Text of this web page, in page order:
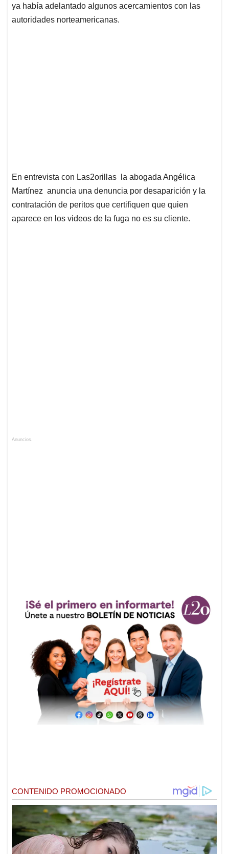
ya había adelantado algunos acercamientos con las
autoridades norteamericanas.
En entrevista con Las2orillas la abogada Angélica
Martínez anuncia una denuncia por desaparición y la
contratación de peritos que certifiquen que quien
aparece en los videos de la fuga no es su cliente.
Anuncios.